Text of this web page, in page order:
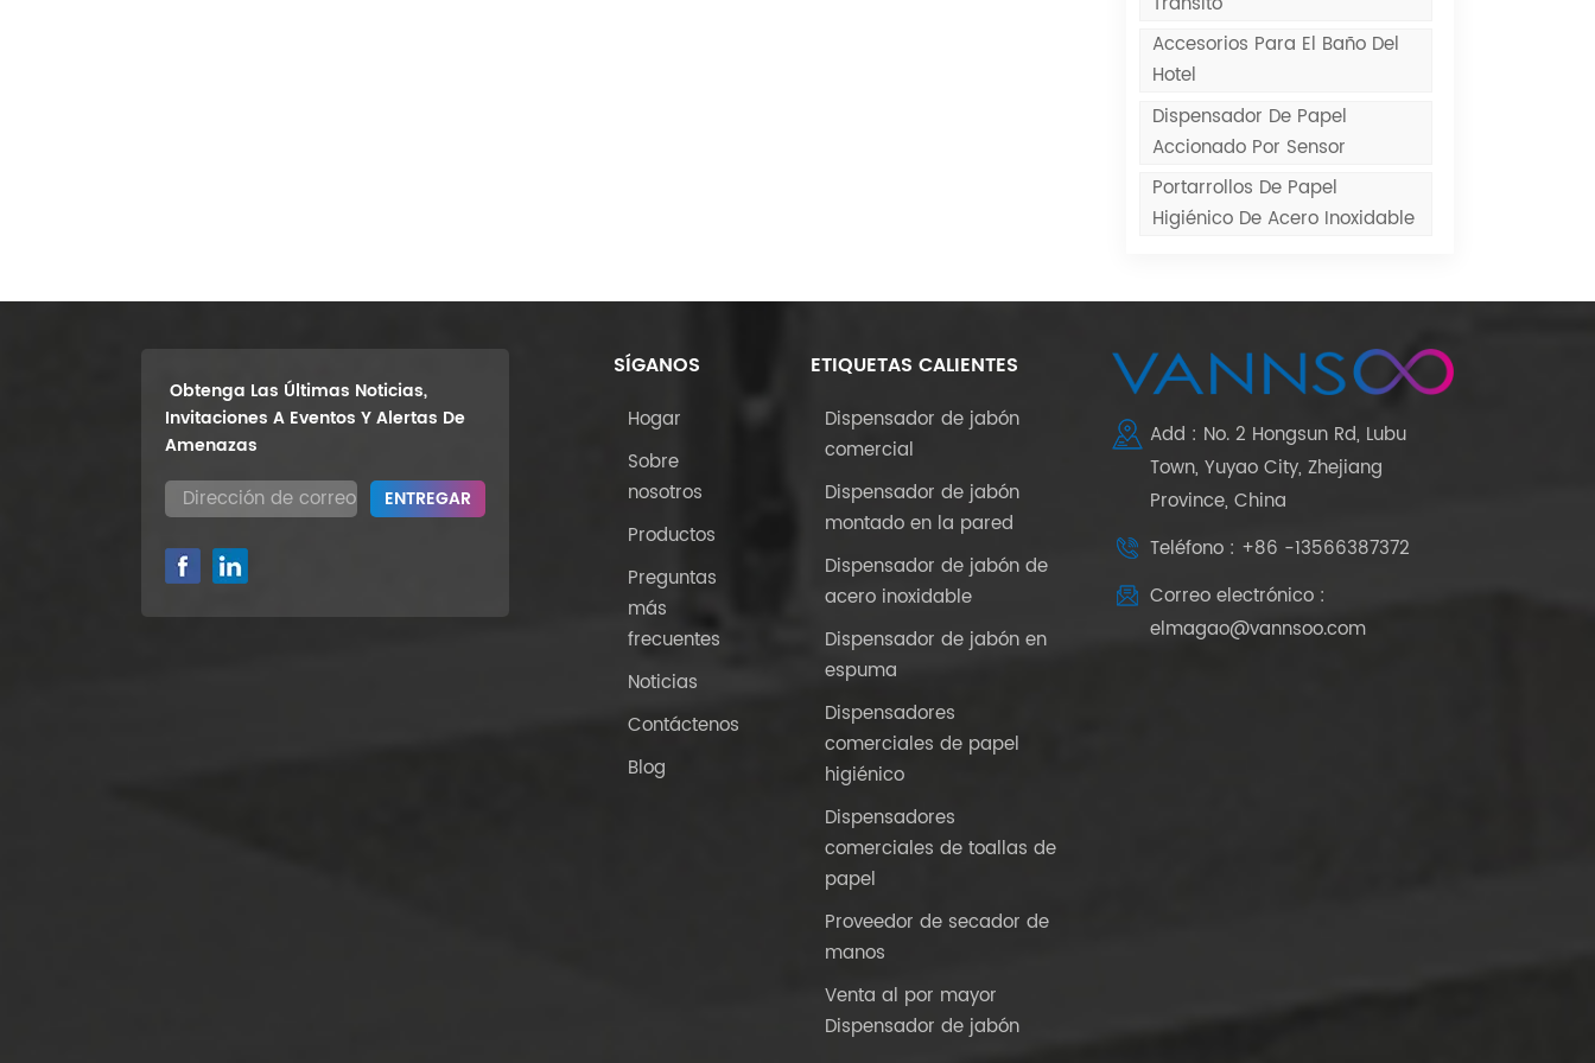
Accesorios Para El Baño Del
Hotel
Dispensador De Papel
Accionado Por Sensor
Portarrollos De Papel
Higiénico De Acero Inoxidable
Obtenga Las Últimas Noticias,
Invitaciones A Eventos Y Alertas De
Amenazas
SÍGANOS
Hogar
Sobre
nosotros
Productos
Preguntas
más
frecuentes
Noticias
Contáctenos
Blog
ETIQUETAS CALIENTES
Dispensador de jabón
comercial
Dispensador de jabón
montado en la pared
Dispensador de jabón de
acero inoxidable
Dispensador de jabón en
espuma
Dispensadores
comerciales de papel
higiénico
Dispensadores
comerciales de toallas de
papel
Proveedor de secador de
manos
Venta al por mayor
Dispensador de jabón
Add : No. 2 Hongsun Rd, Lubu
Town, Yuyao City, Zhejiang
Province, China
Teléfono : +86 -13566387372
Correo electrónico :
elmagao@vannsoo.com